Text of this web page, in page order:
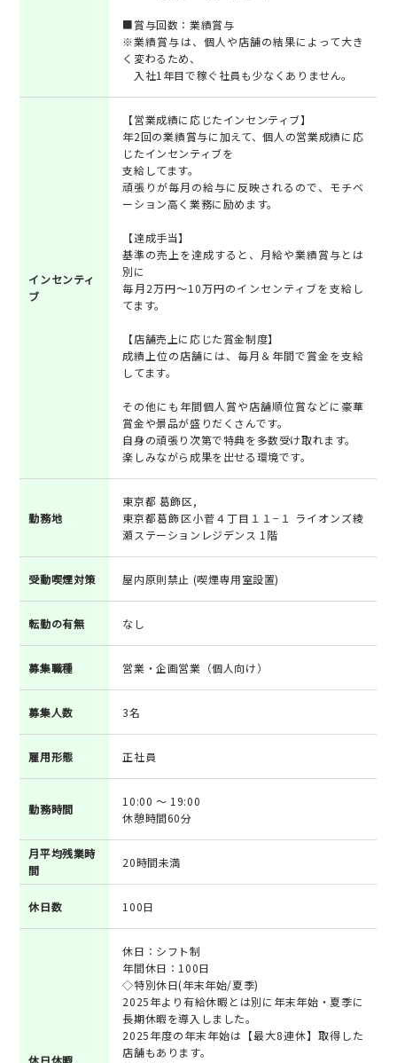
■賞与回数：業績賞与
※業績賞与は、個人や店舗の結果によって大き
く変わるため、
入社1年目で稼ぐ社員も少なくありません。
インセンティ
ブ
【営業成績に応じたインセンティブ】
年2回の業績賞与に加えて、個人の営業成績に応
じたインセンティブを
支給してます。
頑張りが毎月の給与に反映されるので、モチベ
ーション高く業務に励めます。
【達成手当】
基準の売上を達成すると、月給や業績賞与とは
別に
毎月2万円～10万円のインセンティブを支給し
てます。
【店舗売上に応じた賞金制度】
成績上位の店舗には、毎月＆年間で賞金を支給
してます。
その他にも年間個人賞や店舗順位賞などに豪華
賞金や景品が盛りだくさんです。
自身の頑張り次第で特典を多数受け取れます。
楽しみながら成果を出せる環境です。
勤務地
東京都 葛飾区,
東京都葛飾区小菅４丁目１１−１ ライオンズ綾
瀬ステーションレジデンス 1階
受動喫煙対策 屋内原則禁止 (喫煙専用室設置)
転勤の有無 なし
募集職種 営業・企画営業（個人向け）
募集人数 3名
雇用形態 正社員
勤務時間
10:00 ～ 19:00
休憩時間60分
月平均残業時
間
20時間未満
休日数 100日
休日：シフト制
年間休日：100日
◇特別休日(年末年始/夏季)
2025年より有給休暇とは別に年末年始・夏季に
長期休暇を導入しました。
2025年度の年末年始は【最大8連休】取得した
店舗もあります。